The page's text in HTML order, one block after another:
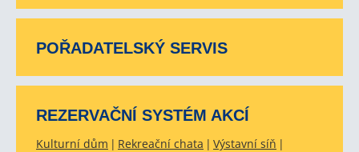
POŘADATELSKÝ SERVIS
REZERVAČNÍ SYSTÉM AKCÍ
Kulturní dům Rekreační chata Výstavní síň